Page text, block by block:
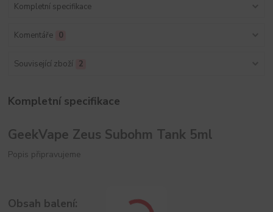
Kompletní specifikace
Komentáře 0
Související zboží 2
Kompletní specifikace
GeekVape Zeus Subohm Tank 5ml
Popis připravujeme
Obsah balení: